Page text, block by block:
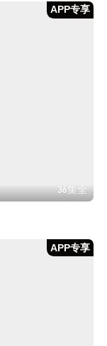
APP专享
36集全
APP专享